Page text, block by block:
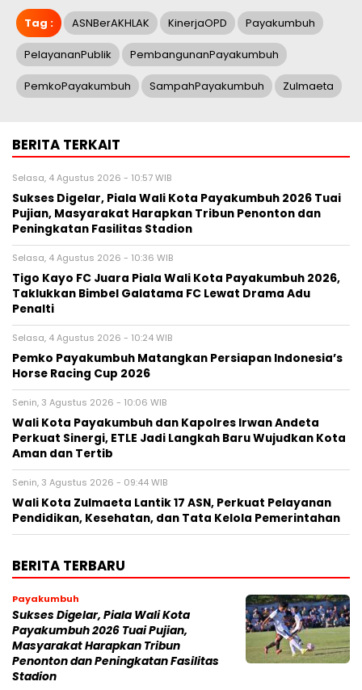
Tag : ASNBerAKHLAK KinerjaOPD Payakumbuh
PelayananPublik PembangunanPayakumbuh
PemkoPayakumbuh SampahPayakumbuh Zulmaeta
BERITA TERKAIT
Selasa, 4 Agustus 2026 - 10:57 WIB
Sukses Digelar, Piala Wali Kota Payakumbuh 2026 Tuai
Pujian, Masyarakat Harapkan Tribun Penonton dan
Peningkatan Fasilitas Stadion
Selasa, 4 Agustus 2026 - 10:36 WIB
Tigo Kayo FC Juara Piala Wali Kota Payakumbuh 2026,
Taklukkan Bimbel Galatama FC Lewat Drama Adu
Penalti
Selasa, 4 Agustus 2026 - 10:24 WIB
Pemko Payakumbuh Matangkan Persiapan Indonesia’s
Horse Racing Cup 2026
Senin, 3 Agustus 2026 - 10:06 WIB
Wali Kota Payakumbuh dan Kapolres Irwan Andeta
Perkuat Sinergi, ETLE Jadi Langkah Baru Wujudkan Kota
Aman dan Tertib
Senin, 3 Agustus 2026 - 09:44 WIB
Wali Kota Zulmaeta Lantik 17 ASN, Perkuat Pelayanan
Pendidikan, Kesehatan, dan Tata Kelola Pemerintahan
BERITA TERBARU
Payakumbuh
Sukses Digelar, Piala Wali Kota
Payakumbuh 2026 Tuai Pujian,
Masyarakat Harapkan Tribun
Penonton dan Peningkatan Fasilitas
Stadion